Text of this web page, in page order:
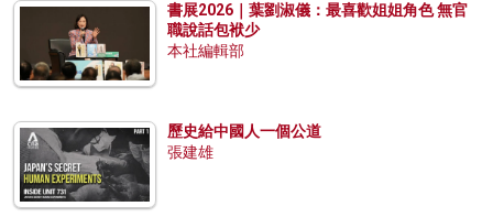
書展2026｜葉劉淑儀：最喜歡姐姐角色 無官
職說話包袱少
本社編輯部
歷史給中國人一個公道
張建雄